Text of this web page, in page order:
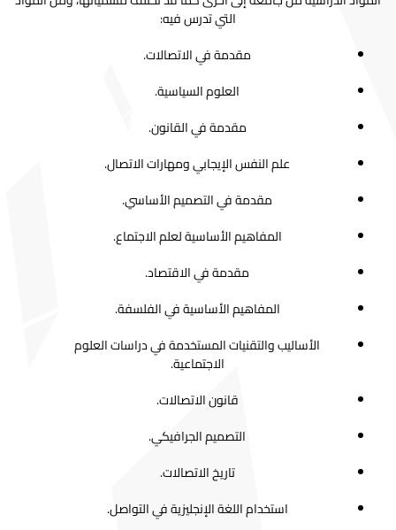
التي تدرس فيه:
مقدمة في الاتصالات.
العلوم السياسية.
مقدمة في القانون.
علم النفس الإيجابي ومهارات الاتصال.
مقدمة في التصميم الأساسي.
المفاهيم الأساسية لعلم الاجتماع.
مقدمة في الاقتصاد.
المفاهيم الأساسية في الفلسفة.
الأساليب والتقنيات المستخدمة في دراسات العلوم
الاجتماعية.
قانون الاتصالات.
التصميم الجرافيكي.
تاريخ الاتصالات.
استخدام اللغة الإنجليزية في التواصل.